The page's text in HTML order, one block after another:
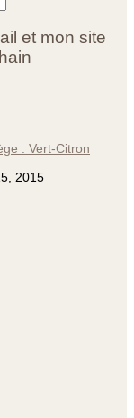
et mon site
: Vert-Citron
2015